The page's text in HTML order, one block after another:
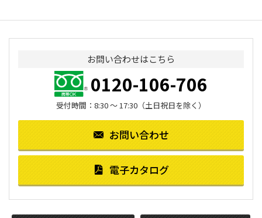
お問い合わせはこちら
0120-106-706
受付時間：8:30 ～ 17:30（土日祝日を除く）
お問い合わせ
電子カタログ